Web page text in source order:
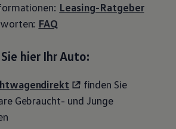
Leasing-Ratgeber
FAQ
hier Ihr Auto:
finden Sie
Gebraucht- und Junge